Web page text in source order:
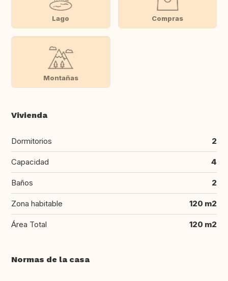
Lago Compras
Montañas
Vivienda
Dormitorios 2
Capacidad 4
Baños 2
Zona habitable 120 m2
Área Total 120 m2
Normas de la casa